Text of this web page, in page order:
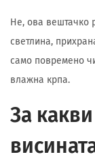
Не, ова вештачко
светлина,
само повремено
влажна крпа.
За